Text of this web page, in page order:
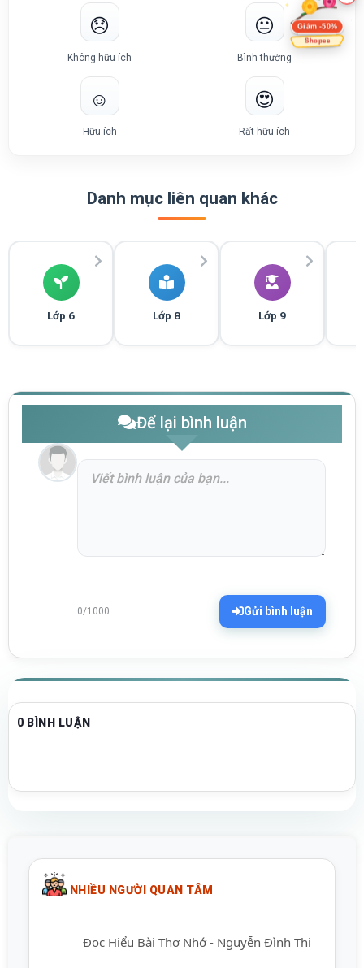
😞
Không hữu ích
😐
Bình thường
☺️
Hữu ích
😍
Rất hữu ích
Danh mục liên quan khác
Lớp 6 Lớp 8 Lớp 9
Để lại bình luận
0/1000 Gửi bình luận
0 BÌNH LUẬN
NHIỀU NGƯỜI QUAN TÂM
Đọc Hiểu Bài Thơ Nhớ - Nguyễn Đình Thi
Giảm -50%
Shopee